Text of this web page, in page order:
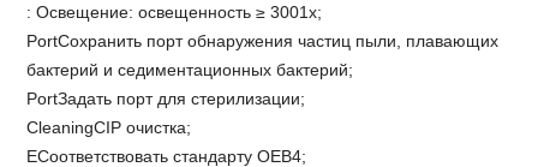
: Освещение: освещенность ≥ 3001x;
PortСохранить порт обнаружения частиц пыли, плавающих
бактерий и седиментационных бактерий;
PortЗадать порт для стерилизации;
CleaningCIP очистка;
EСоответствовать стандарту OEB4;